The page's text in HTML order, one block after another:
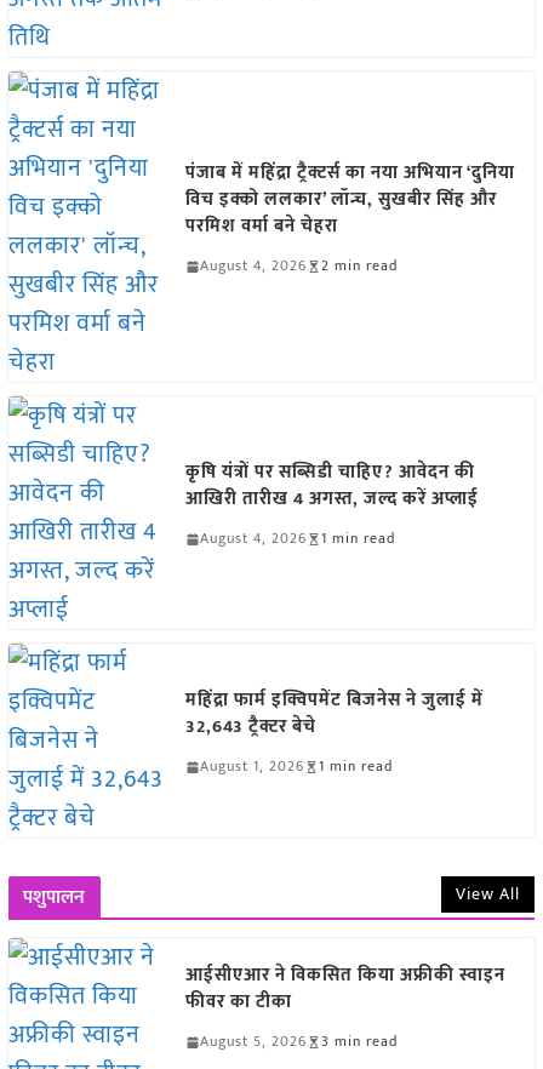
पंजाब में महिंद्रा ट्रैक्टर्स का नया अभियान ‘दुनिया
विच इक्को ललकार’ लॉन्च, सुखबीर सिंह और
परमिश वर्मा बने चेहरा
August 4, 2026 2 min read
कृषि यंत्रों पर सब्सिडी चाहिए? आवेदन की
आखिरी तारीख 4 अगस्त, जल्द करें अप्लाई
August 4, 2026 1 min read
महिंद्रा फार्म इक्विपमेंट बिजनेस ने जुलाई में
32,643 ट्रैक्टर बेचे
August 1, 2026 1 min read
पशुपालन View All
आईसीएआर ने विकसित किया अफ्रीकी स्वाइन
फीवर का टीका
August 5, 2026 3 min read